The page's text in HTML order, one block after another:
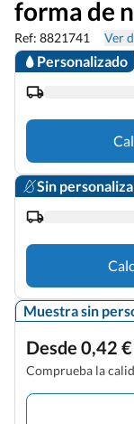
forma de
Ref: 8821741 Ver
Personalizado
Sin
Muestra sin
Desde 0,42
Comprueba la